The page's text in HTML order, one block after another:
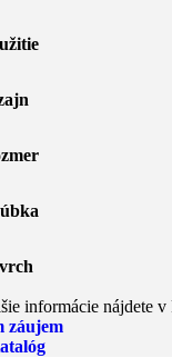
informácie nájdete
záujem